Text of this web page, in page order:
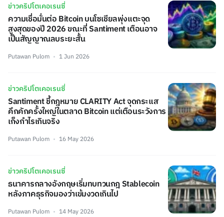
ข่าวคริปโตเคอเรนซี่
ความเชื่อมั่นต่อ Bitcoin บนโซเชียลพุ่งแตะจุด
สูงสุดของปี 2026 ขณะที่ Santiment เตือนอาจ
เป็นสัญญาณลบระยะสั้น
Putawan Pulom 1 Jun 2026
ข่าวคริปโตเคอเรนซี่
Santiment ชี้กฎหมาย CLARITY Act จุดกระแส
คึกคักครั้งใหญ่ในตลาด Bitcoin แต่เตือนระวังการ
เก็งกำไรเกินจริง
Putawan Pulom 16 May 2026
ข่าวคริปโตเคอเรนซี่
ธนาคารกลางอังกฤษเริ่มทบทวนกฎ Stablecoin
หลังภาคธุรกิจมองว่าเข้มงวดเกินไป
Putawan Pulom 14 May 2026